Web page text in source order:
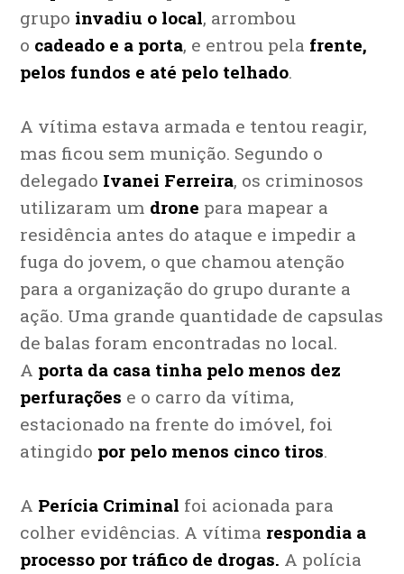
grupo invadiu o local, arrombou
o cadeado e a porta, e entrou pela frente,
pelos fundos e até pelo telhado.
A vítima estava armada e tentou reagir,
mas ficou sem munição. Segundo o
delegado Ivanei Ferreira, os criminosos
utilizaram um drone para mapear a
residência antes do ataque e impedir a
fuga do jovem, o que chamou atenção
para a organização do grupo durante a
ação. Uma grande quantidade de capsulas
de balas foram encontradas no local.
A porta da casa tinha pelo menos dez
perfurações e o carro da vítima,
estacionado na frente do imóvel, foi
atingido por pelo menos cinco tiros.
A Perícia Criminal foi acionada para
colher evidências. A vítima respondia a
processo por tráfico de drogas. A polícia